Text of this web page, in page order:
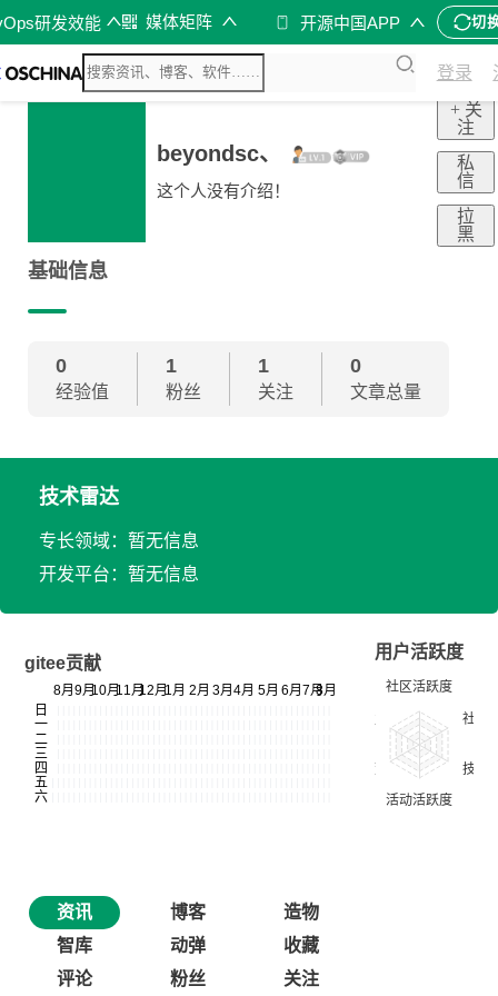
研发效能 媒体矩阵 开源中国APP 切
登录
beyondsc、
这个人没有介绍！
+ 关
注
私
信
拉
黑
基础信息
0
经验值
1
粉丝
1
关注
0
文章总量
技术雷达
专长领域：暂无信息
开发平台：暂无信息
gitee贡献
用户活跃度
资讯 博客
造物
智库
动弹
收藏
评论
粉丝 关注